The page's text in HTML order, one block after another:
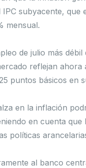
subyacente,
mensual.
de julio más
reflejan
puntos básicos en
en la inflación
en cuenta
políticas
al banco